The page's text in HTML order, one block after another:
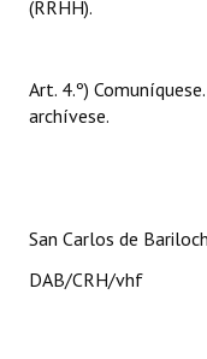
Reconocimientos -
Bariloche, Municipio
REFORMA DE LA
(RRHH).
Art. 4.º)
archívese.
San Carlos de
DAB/CRH/vhf